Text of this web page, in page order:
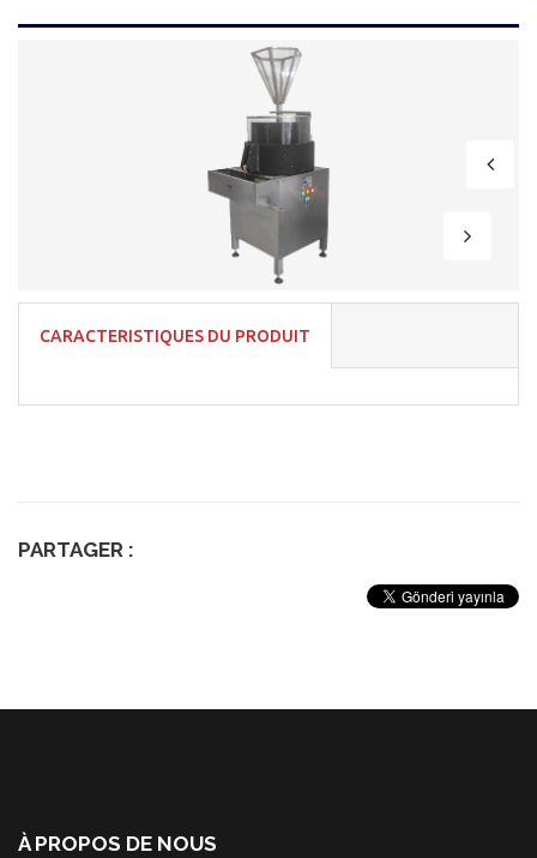
CARACTERISTIQUES DU PRODUIT
PARTAGER :
À PROPOS DE NOUS